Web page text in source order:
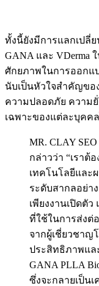
ทั้งนี้ยังมีการแลกเปลี่
GANA และ VDerma
ศักยภาพในการออกแ
นับเป็นหัวใจสำคัญขอ
ความปลอดภัย ความ
เฉพาะของแต่ละบุคค
MR. CLAY
กล่าวว่า “เราต้
เทคโนโลยีแล
ระดับสากลอย่าง
เพียงงานเปิดตั
ที่ใช้ในการส่งต่
จากผู้เชี่ยวชาญ
ประสิทธิภาพแล
GANA PLLA
ซึ่งจะกลายเป็น